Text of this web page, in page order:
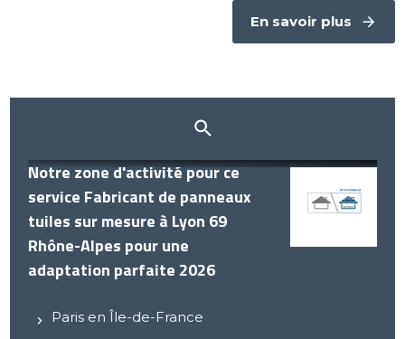
En savoir plus
Notre zone d'activité pour ce
service Fabricant de panneaux
tuiles sur mesure à Lyon 69
Rhône-Alpes pour une
adaptation parfaite 2026
Paris en Île-de-France